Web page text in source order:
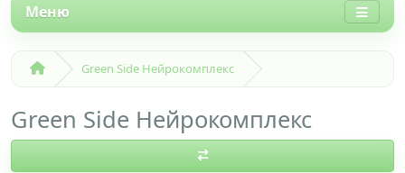
Меню
Green Side Нейрокомплекс
Green Side Нейрокомплекс